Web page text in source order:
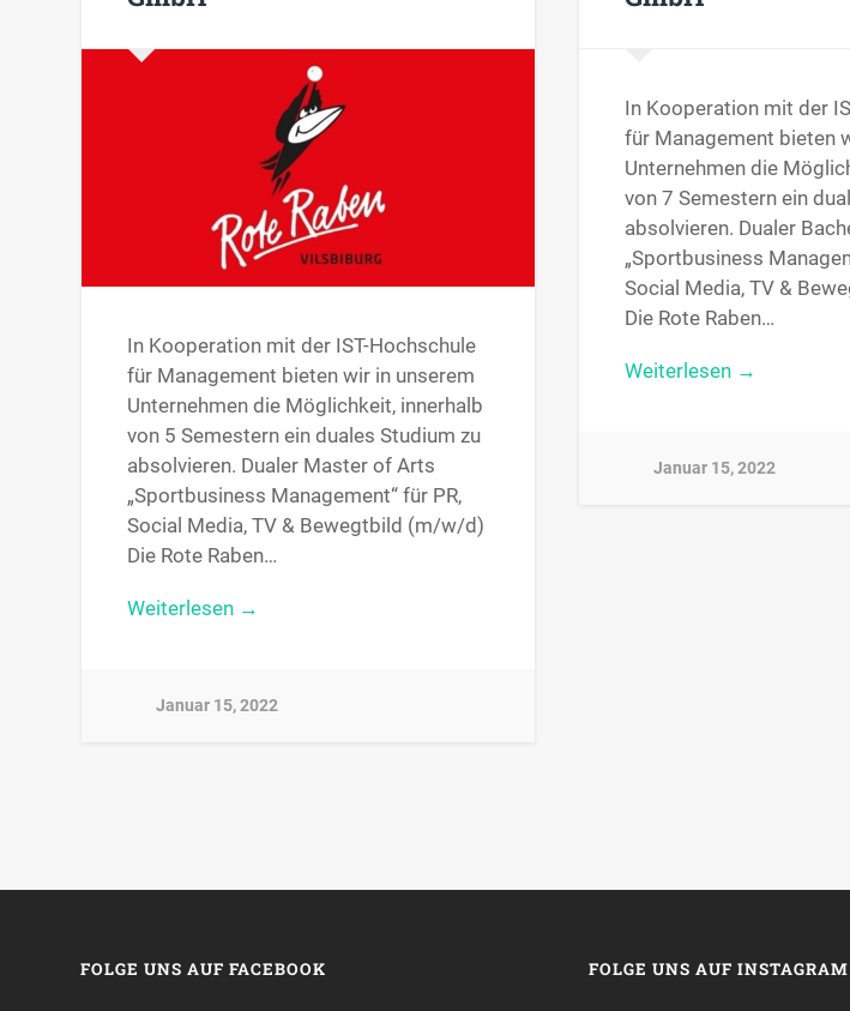
In Kooperation mit der IST-Hochschule
für Management bieten wir in unserem
Unternehmen die Möglichkeit, innerhalb
von 5 Semestern ein duales Studium zu
absolvieren. Dualer Master of Arts
„Sportbusiness Management“ für PR,
Social Media, TV & Bewegtbild (m/w/d)
Die Rote Raben…
Weiterlesen →
Januar 15, 2022
In Kooperation mit der
für Management bieten
Unternehmen die
von 7 Semestern ein
absolvieren. Dualer
„Sportbusiness
Social Media, TV &
Die Rote Raben…
Weiterlesen →
Januar 15, 2022
FOLGE UNS AUF FACEBOOK FOLGE UNS AUF INSTAGRAM